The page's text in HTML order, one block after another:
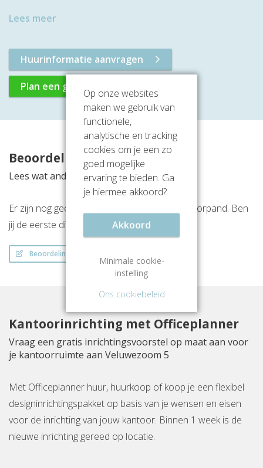
Lees meer
Huurinformatie aanvragen
Plan een gratis rondleiding
Beoordelingen
Lees wat anderen vinden van deze locatie
Er zijn nog geen beoordelingen over dit kantoorpand. Ben
jij de eerste die een beoordeling achterlaat?
Beoordeling schrijven
Kantoorinrichting met Officeplanner
Vraag een gratis inrichtingsvoorstel op maat aan voor
je kantoorruimte aan Veluwezoom 5
Met Officeplanner huur, huurkoop of koop je een flexibel
designinrichtingspakket op basis van je wensen en eisen
voor de inrichting van jouw kantoor. Binnen 1 week is de
nieuwe inrichting gereed op locatie.
Op onze websites
maken we gebruik van
functionele,
analytische en tracking
cookies om je een zo
goed mogelijke
ervaring te bieden. Ga
je hiermee akkoord?
Akkoord
Minimale cookie-
instelling
Ons cookiebeleid